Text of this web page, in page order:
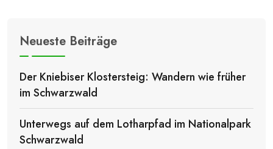
Neueste Beiträge
Der Kniebiser Klostersteig: Wandern wie früher
im Schwarzwald
Unterwegs auf dem Lotharpfad im Nationalpark
Schwarzwald